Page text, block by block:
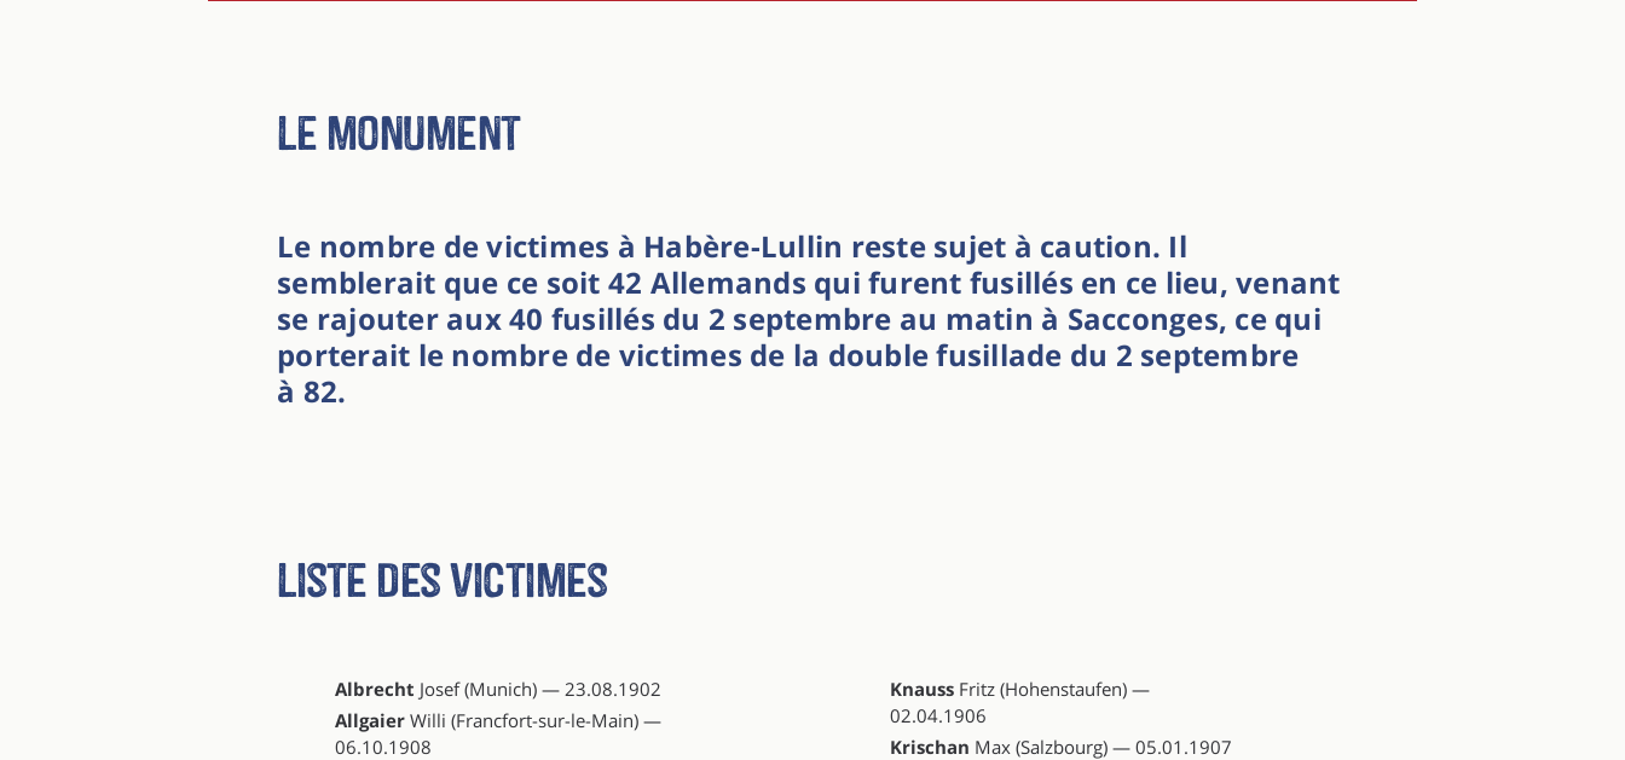
Le monument
Le nombre de victimes à Habère-Lullin reste sujet à caution. Il
semblerait que ce soit 42 Allemands qui furent fusillés en ce lieu, venant
se rajouter aux 40 fusillés du 2 septembre au matin à Sacconges, ce qui
porterait le nombre de victimes de la double fusillade du 2 septembre
à 82.
Liste des victimes
Albrecht Josef (Munich) — 23.08.1902
Allgaier Willi (Francfort-sur-le-Main) —
06.10.1908
Knauss Fritz (Hohenstaufen) —
02.04.1906
Krischan Max (Salzbourg) — 05.01.1907